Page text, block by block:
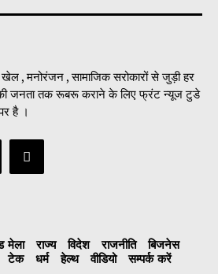
खेल , मनोरंजन , सामाजिक सरोकारों से जुड़ी हर
जनता तक रूबरू कराने के लिए फ्रंट न्यूज टुडे
है ।
मेला राज्‍य विदेश राजनीति
बिजनेस
टेक धर्म हेल्थ वीडियो सम्पर्क करें